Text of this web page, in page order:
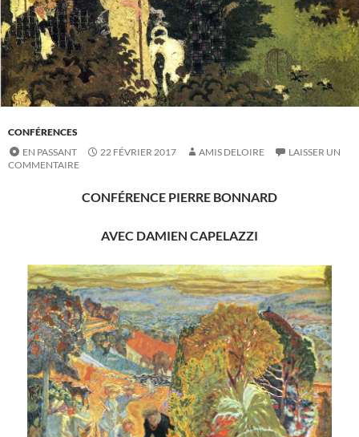
CONFÉRENCES
EN PASSANT
22 FÉVRIER 2017 AMIS DELOIRE
LAISSER UN
COMMENTAIRE
CONFÉRENCE PIERRE BONNARD
AVEC DAMIEN CAPELAZZI